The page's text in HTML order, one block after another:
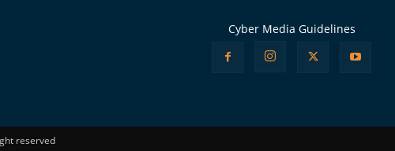
Cyber Media Guidelines
reserved